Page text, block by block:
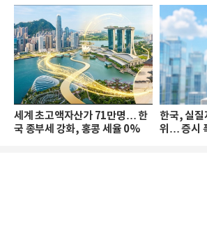
세계 초고액자산가 71만명… 한
국 종부세 강화, 홍콩 세율 0%
한국, 실질
위… 증시